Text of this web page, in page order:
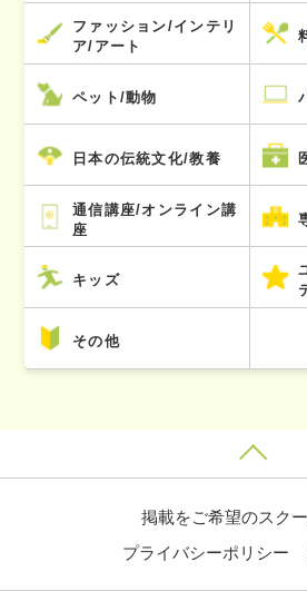
ファッション/インテリ
ア/アート
ペット/動物
日本の伝統文化/教養
通信講座/オンライン講
座
キッズ
その他
掲載をご希望のスク
プライバシーポリシー